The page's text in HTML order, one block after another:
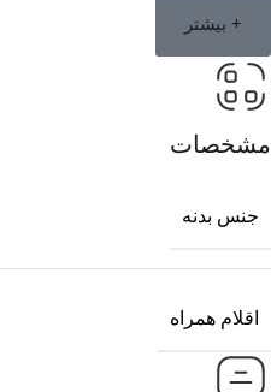
+ بیشتر
مشخصات
جنس بدنه
اقلام همراه